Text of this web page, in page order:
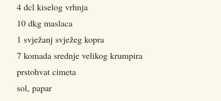
4 dcl kiselog vrhnja
10 dkg maslaca
1 svježanj svježeg kopra
7 komada srednje velikog krumpira
prstohvat cimeta
sol, papar